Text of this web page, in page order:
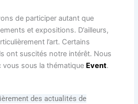
de participer autant que
et expositions. D’ailleurs,
l’art. Certains
ont suscités notre intérêt. Nous
vous sous la thématique Event.
des actualités de